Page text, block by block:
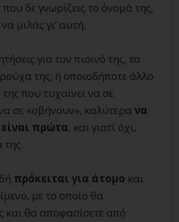
δε γνωρίζεις το όνομά της,
μιλάς γι’ αυτή.
για τον πισινό της, τα
της, ή οποιοδήποτε άλλο
που τυχαίνει να σε
σε «σβήνουν», καλύτερα να
πρώτα, και γιατί όχι,
της.
πρόκειται για άτομο και
με το οποίο θα
και θα αποφασίσετε από